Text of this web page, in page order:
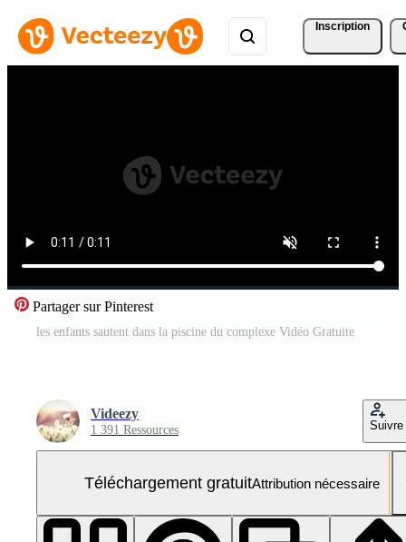
Inscription
Partager sur Pinterest
les enfants sautent dans la piscine du complexe Vidéo Gratuite
Videezy
1 391 Ressources Suivre
Téléchargement gratuitAttribution nécessaire